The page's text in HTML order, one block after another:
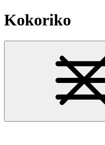
Kokoriko